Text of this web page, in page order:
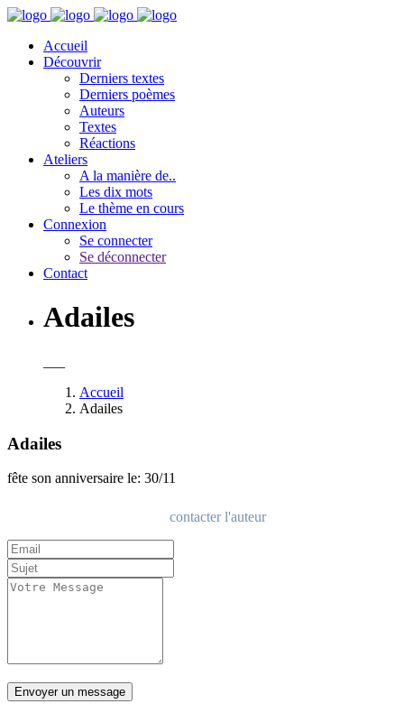
Accueil
Découvrir
Derniers textes
Derniers poèmes
Auteurs
Textes
Réactions
Ateliers
A la manière de..
Les dix mots
Le thème en cours
Connexion
Se connecter
Se déconnecter
Contact
Adailes
Accueil
Adailes
Adailes
fête son anniversaire le: 30/11
contacter l'auteur